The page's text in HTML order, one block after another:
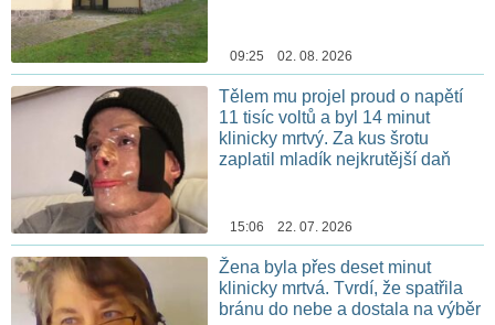
09:25 02. 08. 2026
Tělem mu projel proud o napětí
11 tisíc voltů a byl 14 minut
klinicky mrtvý. Za kus šrotu
zaplatil mladík nejkrutější daň
15:06 22. 07. 2026
Žena byla přes deset minut
klinicky mrtvá. Tvrdí, že spatřila
bránu do nebe a dostala na výběr